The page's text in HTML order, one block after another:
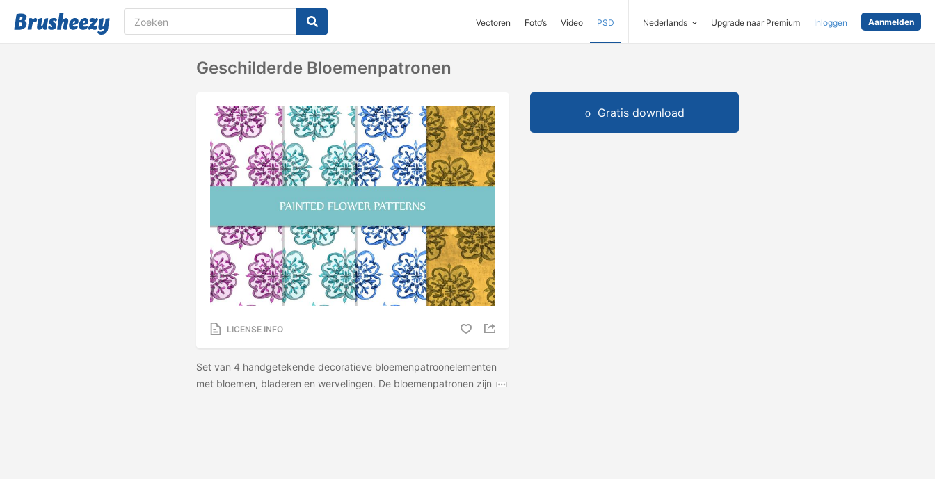
Vectoren Foto‘s Video PSD Nederlands Upgrade naar Premium Inloggen Aanmelden
Geschilderde Bloemenpatronen
LICENSE INFO
Set van 4 handgetekende decoratieve bloemenpatroonelementen
met bloemen, bladeren en wervelingen. De bloemenpatronen zijn
Gratis download